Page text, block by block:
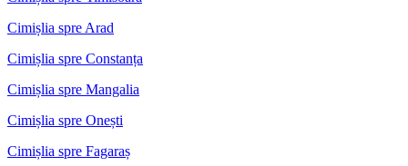
Cimișlia spre Arad
Cimișlia spre Constanța
Cimișlia spre Mangalia
Cimișlia spre Onești
Cimișlia spre Fagaraș